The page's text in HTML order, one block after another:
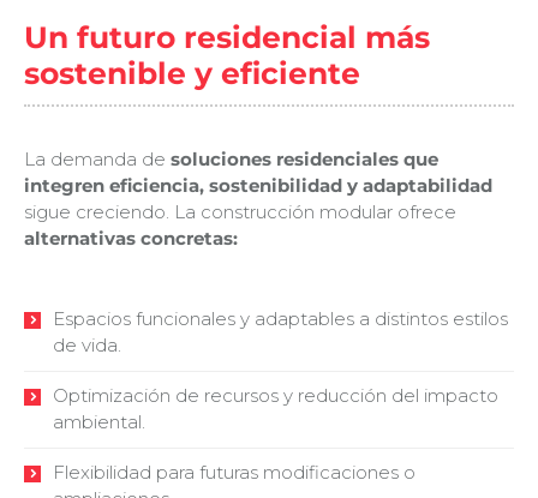
Un futuro residencial más
sostenible y eficiente
La demanda de soluciones residenciales que
integren eficiencia, sostenibilidad y adaptabilidad
sigue creciendo. La construcción modular ofrece
alternativas concretas:
Espacios funcionales y adaptables a distintos estilos
de vida.
Optimización de recursos y reducción del impacto
ambiental.
Flexibilidad para futuras modificaciones o